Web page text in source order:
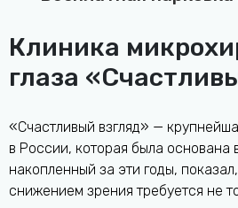
Клиника
глаза
«Счастливый взгляд» —
в России, которая была основана
накопленный за эти годы,
снижением зрения требуется не